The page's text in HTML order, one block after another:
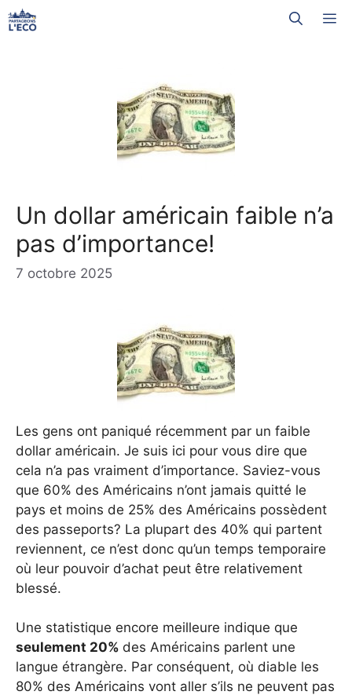
Aller
au
Un dollar américain faible n’a
pas d’importance!
7 octobre 2025
Les gens ont paniqué récemment par un faible
dollar américain. Je suis ici pour vous dire que
cela n’a pas vraiment d’importance. Saviez-vous
que 60% des Américains n’ont jamais quitté le
pays et moins de 25% des Américains possèdent
des passeports? La plupart des 40% qui partent
reviennent, ce n’est donc qu’un temps temporaire
où leur pouvoir d’achat peut être relativement
blessé.
Une statistique encore meilleure indique que
seulement 20% des Américains parlent une
langue étrangère. Par conséquent, où diable les
80% des Américains vont aller s’ils ne peuvent pas